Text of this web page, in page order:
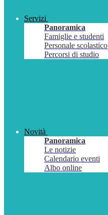
Servizi
Panoramica
Famiglie e studenti
Personale scolastico
Percorsi di studio
Novità
Panoramica
Le notizie
Calendario eventi
Albo online